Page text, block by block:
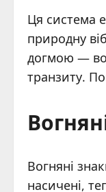
Ця система
природну
догмою —
транзиту.
Вогняні
насичені,